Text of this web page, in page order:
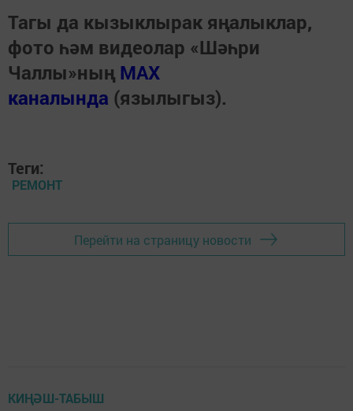
Тагы да кызыклырак яңалыклар,
фото һәм видеолар «Шәһри
Чаллы»ның MAX
каналында (язылыгыз).
Теги:
РЕМОНТ
Перейти на страницу новости
КИҢӘШ-ТАБЫШ